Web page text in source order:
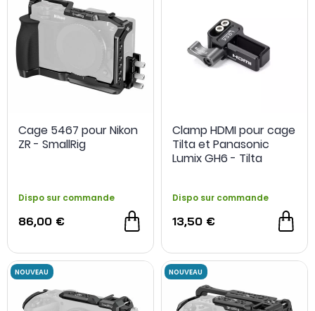
NOUVEAU
Cage 5467 pour Nikon
ZR - SmallRig
Dispo sur commande
86,00 €
Clamp HDMI pour cage
Tilta et Panasonic
Lumix GH6 - Tilta
Dispo sur commande
13,50 €